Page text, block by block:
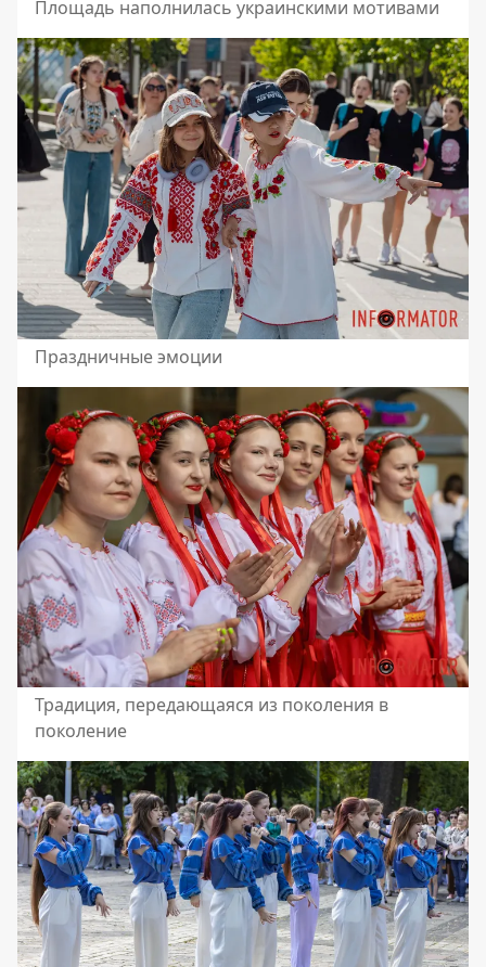
Площадь наполнилась украинскими мотивами
Праздничные эмоции
Традиция, передающаяся из поколения в
поколение